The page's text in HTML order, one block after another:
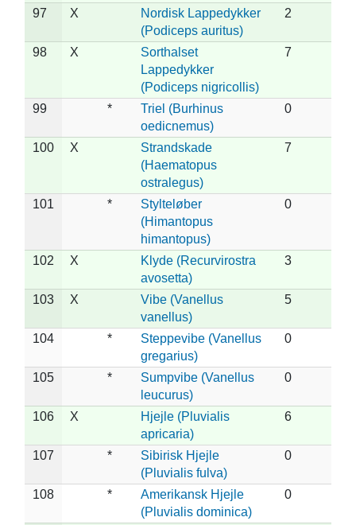
97 X
Nordisk Lappedykker
(Podiceps auritus)
2
98 X
Sorthalset
Lappedykker
(Podiceps nigricollis)
7
99 *
Triel (Burhinus
oedicnemus)
0
100 X
Strandskade
(Haematopus
ostralegus)
7
101 *
Stylteløber
(Himantopus
himantopus)
0
102 X
Klyde (Recurvirostra
avosetta)
3
103 X
Vibe (Vanellus
vanellus)
5
104 *
Steppevibe (Vanellus
gregarius)
0
105 *
Sumpvibe (Vanellus
leucurus)
0
106 X
Hjejle (Pluvialis
apricaria)
6
107 *
Sibirisk Hjejle
(Pluvialis fulva)
0
108 *
Amerikansk Hjejle
(Pluvialis dominica)
0